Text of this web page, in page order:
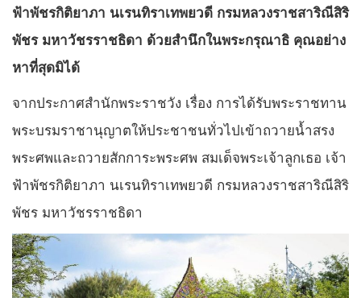
ฟ้าพัชรกิติยาภา นเรนทิราเทพยวดี กรมหลวงราชสาริณีสิริ
พัชร มหาวัชรราชธิดา ด้วยสำนึกในพระกรุณาธิ คุณอย่าง
หาที่สุดมิได้
จากประกาศสำนักพระราชวัง เรื่อง การได้รับพระราชทาน
พระบรมราชานุญาตให้ประชาชนทั่วไปเข้าถวายน้ำสรง
พระศพและถวายสักการะพระศพ สมเด็จพระเจ้าลูกเธอ เจ้า
ฟ้าพัชรกิติยาภา นเรนทิราเทพยวดี กรมหลวงราชสาริณีสิริ
พัชร มหาวัชรราชธิดา